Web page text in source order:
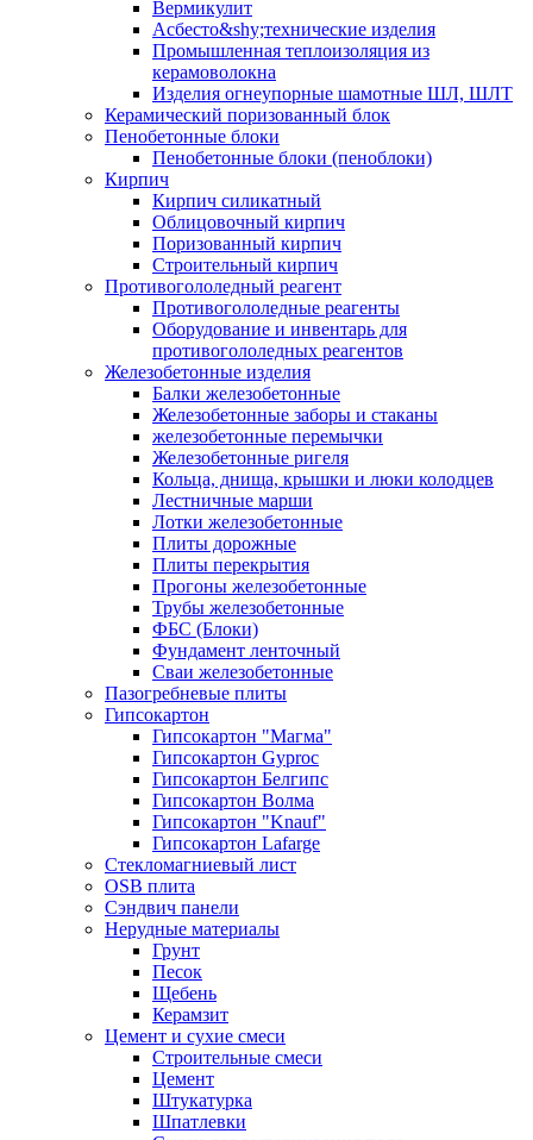
Вермикулит
Асбесто&shy;технические изделия
Промышленная теплоизоляция из
керамоволокна
Изделия огнеупорные шамотные ШЛ, ШЛТ
Керамический поризованный блок
Пенобетонные блоки
Пенобетонные блоки (пеноблоки)
Кирпич
Кирпич силикатный
Облицовочный кирпич
Поризованный кирпич
Строительный кирпич
Противогололедный реагент
Противогололедные реагенты
Оборудование и инвентарь для
противогололедных реагентов
Железобетонные изделия
Балки железобетонные
Железобетонные заборы и стаканы
железобетонные перемычки
Железобетонные ригеля
Кольца, днища, крышки и люки колодцев
Лестничные марши
Лотки железобетонные
Плиты дорожные
Плиты перекрытия
Прогоны железобетонные
Трубы железобетонные
ФБС (Блоки)
Фундамент ленточный
Сваи железобетонные
Пазогребневые плиты
Гипсокартон
Гипсокартон "Магма"
Гипсокартон Gyproc
Гипсокартон Белгипс
Гипсокартон Волма
Гипсокартон "Knauf"
Гипсокартон Lafarge
Стекломагниевый лист
OSB плита
Сэндвич панели
Нерудные материалы
Грунт
Песок
Щебень
Керамзит
Цемент и сухие смеси
Строительные смеси
Цемент
Штукатурка
Шпатлевки